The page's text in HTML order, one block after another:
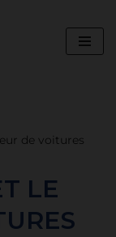
de voitures
LE